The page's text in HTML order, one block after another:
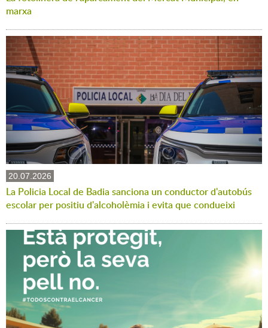
marxa
20.07.2026
La Policia Local de Badia sanciona un conductor d'autobús
escolar per positiu d'alcoholèmia i evita que condueixi